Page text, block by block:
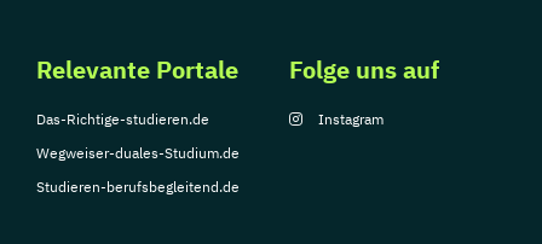
Relevante Portale
Das-Richtige-studieren.de
Wegweiser-duales-Studium.de
Studieren-berufsbegleitend.de
Folge uns auf
Instagram